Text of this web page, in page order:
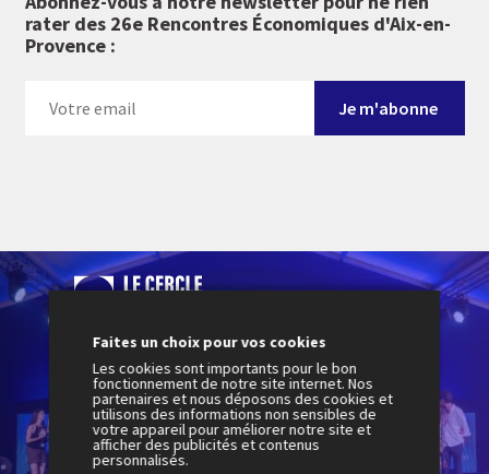
rater des 26e Rencontres Économiques d'Aix-en-
Provence :
Le Cercle des économistes a créé les Rencontres
Économiques d'Aix-en-Provence en 2001. Elles sont
devenues le rendez-vous de réflexion et de débat
incontournable du monde économique en France et
en Europe.
Faites un choix pour vos cookies
Les cookies sont importants pour le bon
fonctionnement de notre site internet. Nos
partenaires et nous déposons des cookies et
utilisons des informations non sensibles de
votre appareil pour améliorer notre site et
afficher des publicités et contenus
personnalisés.